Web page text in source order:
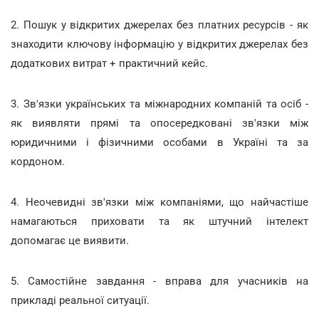
2. Пошук у відкритих джерелах без платних ресурсів - як
знаходити ключову інформацію у відкритих джерелах без
додаткових витрат + практичний кейс.
3. Зв'язки українських та міжнародних компаній та осіб -
як виявляти прямі та опосередковані зв'язки між
юридичними і фізичними особами в Україні та за
кордоном.
4. Неочевидні зв'язки між компаніями, що найчастіше
намагаються приховати та як штучний інтелект
допомагає це виявити.
5. Самостійне завдання - вправа для учасників на
прикладі реальної ситуації.